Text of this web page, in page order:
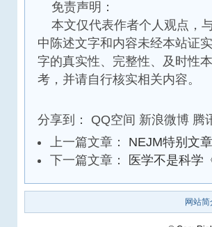
免责声明：
本文仅代表作者个人观点，
中陈述文字和内容未经本站证
字的真实性、完整性、及时性
考，并请自行核实相关内容。
分享到： QQ空间 新浪微博 腾
上一篇文章： NEJM特别文
下一篇文章：
医学不是科学
网站简